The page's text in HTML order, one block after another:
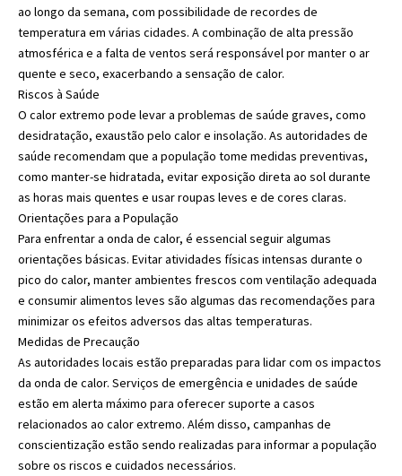
ao longo da semana, com possibilidade de recordes de
temperatura em várias cidades. A combinação de alta pressão
atmosférica e a falta de ventos será responsável por manter o ar
quente e seco, exacerbando a sensação de calor.
Riscos à Saúde
O calor extremo pode levar a problemas de saúde graves, como
desidratação, exaustão pelo calor e insolação. As autoridades de
saúde recomendam que a população tome medidas preventivas,
como manter-se hidratada, evitar exposição direta ao sol durante
as horas mais quentes e usar roupas leves e de cores claras.
Orientações para a População
Para enfrentar a onda de calor, é essencial seguir algumas
orientações básicas. Evitar atividades físicas intensas durante o
pico do calor, manter ambientes frescos com ventilação adequada
e consumir alimentos leves são algumas das recomendações para
minimizar os efeitos adversos das altas temperaturas.
Medidas de Precaução
As autoridades locais estão preparadas para lidar com os impactos
da onda de calor. Serviços de emergência e unidades de saúde
estão em alerta máximo para oferecer suporte a casos
relacionados ao calor extremo. Além disso, campanhas de
conscientização estão sendo realizadas para informar a população
sobre os riscos e cuidados necessários.